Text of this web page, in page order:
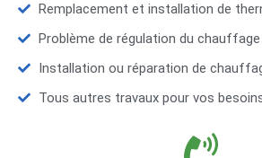
Remplacement et installation de
Problème de régulation du chauffage
Installation ou réparation de
Tous autres travaux pour vos